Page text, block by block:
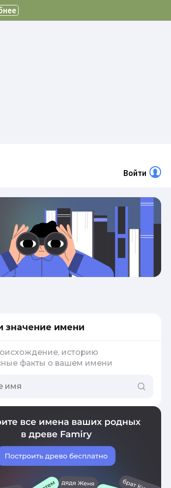
Войти
значение имени
историю
факты о вашем имени